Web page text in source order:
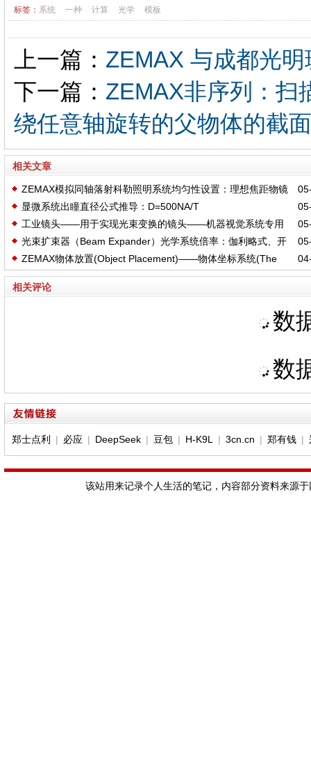
标签： 系统 一种 计算 光学 模板
上一篇： ZEMAX 与成都光
下一篇： ZEMAX非序列：
绕任意轴旋转的父物体的截
相关文章
ZEMAX模拟同轴落射科勒照明系统均匀性设置：理想焦距物镜
+物镜出瞳直径D=2NA*F的光阑
显微系统出瞳直径公式推导：D=500NA/T
工业镜头——用于实现光束变换的镜头——机器视觉系统专用
光学镜头
光束扩束器（Beam Expander）光学系统倍率：伽利略式、开
普勒式
ZEMAX物体放置(Object Placement)——物体坐标系统(The
object coordinate system)：先XYZ偏心、再X轴旋转、Y轴旋转、Z
相关评论
数
数
郑士点利 | 必应 | DeepSeek| 豆包| H-K9L | 3cn.cn | 郑有钱|
该站用来记录个人生活的笔记，内容部分资料来源